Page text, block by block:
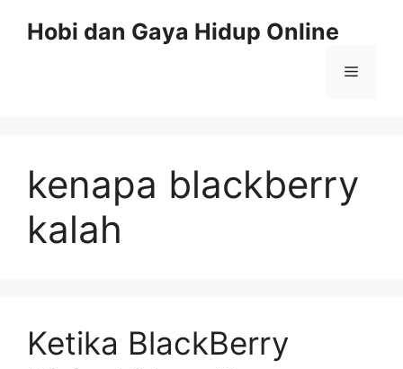
Hobi dan Gaya Hidup Online
Menu
kenapa blackberry
kalah
Ketika BlackBerry